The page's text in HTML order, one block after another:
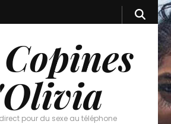
pour du sexe au téléphone